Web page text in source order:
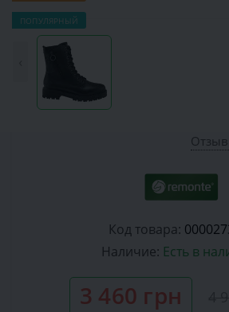
ПОПУЛЯРНЫЙ
Код товара:
Наличие: Есть в
3 460 грн